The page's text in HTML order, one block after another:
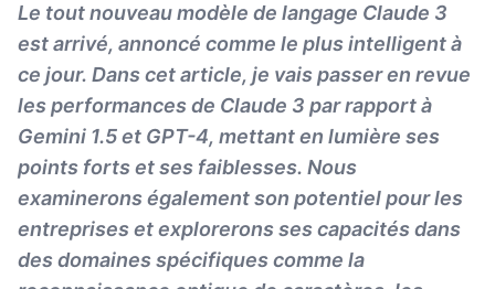
Le tout nouveau modèle de langage Claude 3
est arrivé, annoncé comme le plus intelligent à
ce jour. Dans cet article, je vais passer en revue
les performances de Claude 3 par rapport à
Gemini 1.5 et GPT-4, mettant en lumière ses
points forts et ses faiblesses. Nous
examinerons également son potentiel pour les
entreprises et explorerons ses capacités dans
des domaines spécifiques comme la